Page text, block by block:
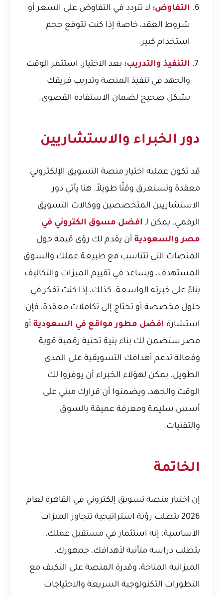
التفاوض: لا تتردد في التفاوض على السعر أو
شروط العقد، خاصة إذا كنت تتوقع حجم
استخدام كبير.
التنفيذ والتدريب: بعد الاختيار، استثمر الوقت
والجهد في تنفيذ المنصة وتدريب فريقك
بشكل صحيح لضمان الاستفادة القصوى.
دور الخبراء والاستشاريين
قد تكون عملية اختيار منصة التسويق الإلكتروني
معقدة وتستغرق وقتًا طويلاً. هنا يأتي دور
الاستشاريين المتخصصين ووكالات التسويق
الرقمي. يمكن لـ افضل مسوق الكتروني في
مصر والسعودية أن يقدم لك رؤى قيمة حول
المنصات التي تتناسب مع طبيعة عملك والسوق
المستهدف، ويساعد في تقييم الميزات والتكاليف
بناءً على خبرته الواسعة. كذلك، إذا كنت تفكر في
حلول مخصصة أو تحتاج إلى تكاملات معقدة، فإن
استشارة افضل مطور مواقع في السعودية أو
مصر ستضمن لك بناء بنية تحتية رقمية قوية
وفعالة تدعم أهدافك التسويقية على المدى
الطويل. يمكن لهؤلاء الخبراء أن يوفروا لك
الوقت والجهد، ويضمنوا أن قرارك مبني على
أسس سليمة ومعرفة عميقة بالسوق
والتقنيات.
الخاتمة
إن اختيار منصة تسويق إلكتروني في القاهرة لعام
2026 يتطلب رؤية استراتيجية تتجاوز الميزات
الأساسية. إنه استثمار في مستقبل عملك،
يتطلب دراسة متأنية لأهدافك، جمهورك،
الميزانية المتاحة، وقدرة المنصة على التكيف مع
التطورات التكنولوجية السريعة والاحتياجات